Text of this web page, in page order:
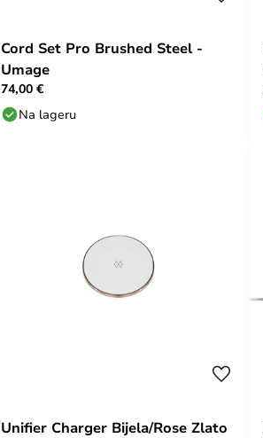
Cord Set Pro Brushed Steel -
Umage
74,00 €
Na lageru
Unifier Charger Bijela/Rose Zlato